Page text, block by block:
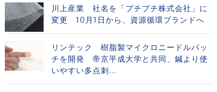
川上産業 社名を「プチプチ株式会社」に
変更 10月1日から、資源循環ブランドへ
リンテック 樹脂製マイクロニードルパッ
チを開発 帝京平成大学と共同、鍼より使
いやすい多点刺...